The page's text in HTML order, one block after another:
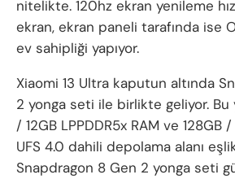
nitelikte. 120hz ekran yenileme
ekran, ekran paneli tarafında ise
ev sahipliği yapıyor.
Xiaomi 13 Ultra kaputun altında
2 yonga seti ile birlikte geliyor. Bu
/ 12GB LPPDDR5x RAM ve 128GB
UFS 4.0 dahili depolama alanı
Snapdragon 8 Gen 2 yonga seti